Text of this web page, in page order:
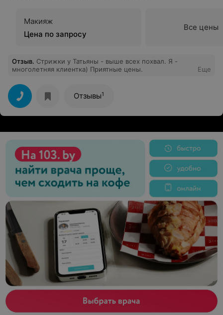
Макияж
Цена по запросу
Все цены
Отзыв. Стрижки у Татьяны - выше всех похвал. Я -
многолетняя клиентка) Приятные цены.
Еще
Отзывы1